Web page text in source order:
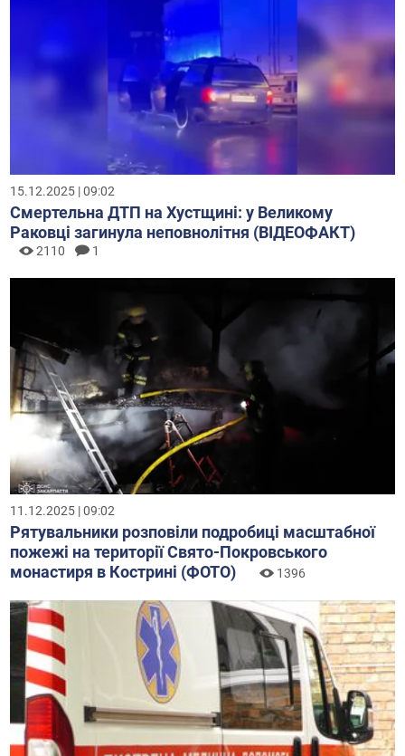
15.12.2025 | 09:02
Смертельна ДТП на Хустщині: у Великому
Раковці загинула неповнолітня (ВІДЕОФАКТ)
2110 1
11.12.2025 | 09:02
Рятувальники розповіли подробиці масштабної
пожежі на території Свято-Покровського
монастиря в Кострині (ФОТО)
1396